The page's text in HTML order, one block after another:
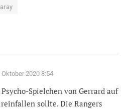
Oktober 2020 8:54
Spielchen von Gerrard auf
sollte. Die Rangers